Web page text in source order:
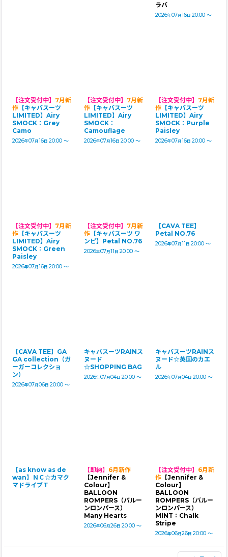
ラバ
2026年07月16日 20:00 ～
【注文受付中】 7月新
作 【キャバスーツ
LIMITED】Airy
SMOCK：Grey
Camo
2026年07月16日 20:00 ～
【注文受付中】 7月新
作【キャバスーツ
LIMITED】Airy
SMOCK：
Camouflage
2026年07月16日 20:00 ～
【注文受付中】 7月新
作 【キャバスーツ
LIMITED】Airy
SMOCK：Purple
Paisley
2026年07月16日 20:00 ～
【注文受付中】 7月新
作 【キャバスーツ
LIMITED】Airy
SMOCK：Green
Paisley
2026年07月16日 20:00 ～
【注文受付中】 7月新
作【キャバスーツ ワ
ンピ】Petal NO.76
2026年07月11 日 20:00 ～
【CAVA TEE】
Petal NO.76
2026年07月11 日 20:00 ～
【CAVA TEE】GA
GA collection（ガ
ーガーコレクショ
ン）
2026年07月06日 20:00 ～
キャバスーツRAINス
ヌード
☆SHOPPING BAG
2026年07月04日 20:00 ～
キャバスーツRAINス
ヌード☆英国のカエ
ル
2026年07月04日 20:00 ～
【as know as de
wan】ＮＣ☆カマク
マドライブＴ
【即納】 6月新作
【Jennifer &
Colour】
BALLOON
ROMPERS（バルー
ンロンパース）
Many Hearts
2026年06月26日 20:00 ～
【注文受付中】 6月新
作 【Jennifer &
Colour】
BALLOON
ROMPERS（バルー
ンロンパース）
MINT：Chalk
Stripe
2026年06月26日 20:00 ～